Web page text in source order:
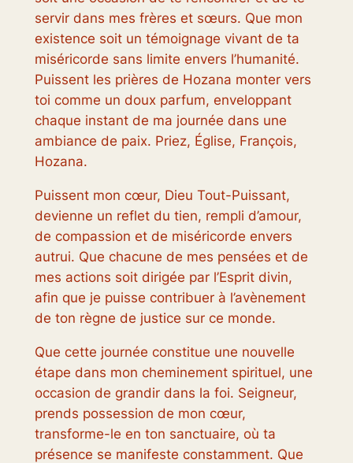
servir dans mes frères et sœurs. Que mon
existence soit un témoignage vivant de ta
miséricorde sans limite envers l’humanité.
Puissent les prières de Hozana monter vers
toi comme un doux parfum, enveloppant
chaque instant de ma journée dans une
ambiance de paix. Priez, Église, François,
Hozana.
Puissent mon cœur, Dieu Tout-Puissant,
devienne un reflet du tien, rempli d’amour,
de compassion et de miséricorde envers
autrui. Que chacune de mes pensées et de
mes actions soit dirigée par l’Esprit divin,
afin que je puisse contribuer à l’avènement
de ton règne de justice sur ce monde.
Que cette journée constitue une nouvelle
étape dans mon cheminement spirituel, une
occasion de grandir dans la foi. Seigneur,
prends possession de mon cœur,
transforme-le en ton sanctuaire, où ta
présence se manifeste constamment. Que